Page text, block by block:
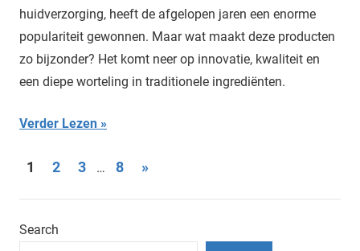
huidverzorging, heeft de afgelopen jaren een enorme
populariteit gewonnen. Maar wat maakt deze producten
zo bijzonder? Het komt neer op innovatie, kwaliteit en
een diepe worteling in traditionele ingrediënten.
Verder Lezen
Posts
pagination
1 2 3 … 8
Next
»
Search